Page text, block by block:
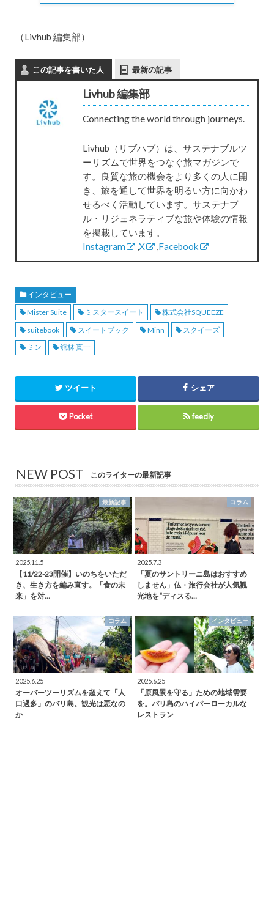
（Livhub 編集部）
この記事を書いた人 最新の記事
Livhub 編集部
Connecting the world through journeys.
Livhub（リブハブ）は、サステナブルツ
ーリズムで世界をつなぐ旅マガジンで
す。良質な旅の機会をより多くの人に開
き、旅を通して世界を明るい方に向かわ
せるべく活動しています。サステナブ
ル・リジェネラティブな旅や体験の情報
を掲載しています。
Instagram
,X ,Facebook
インタビュー
Mister Suite
ミスタースイート
株式会社SQUEEZE
suitebook
スイートブック Minn
スクイーズ
ミン
舘林 真一
ツイート シェア
Pocket feedly
NEW POST このライターの最新記事
最新記事
2025.11.5
【11/22-23開催】いのちをいただ
き、生き方を編み直す。「食の未
来」を対…
コラム
2025.7.3
「夏のサントリーニ島はおすすめ
しません」仏・旅行会社が人気観
光地を“ディスる…
コラム
2025.6.25
オーバーツーリズムを超えて「人
口過多」のバリ島。観光は悪なの
か
インタビュー
2025.6.25
「原風景を守る」ための地域需要
を。バリ島のハイパーローカルな
レストラン